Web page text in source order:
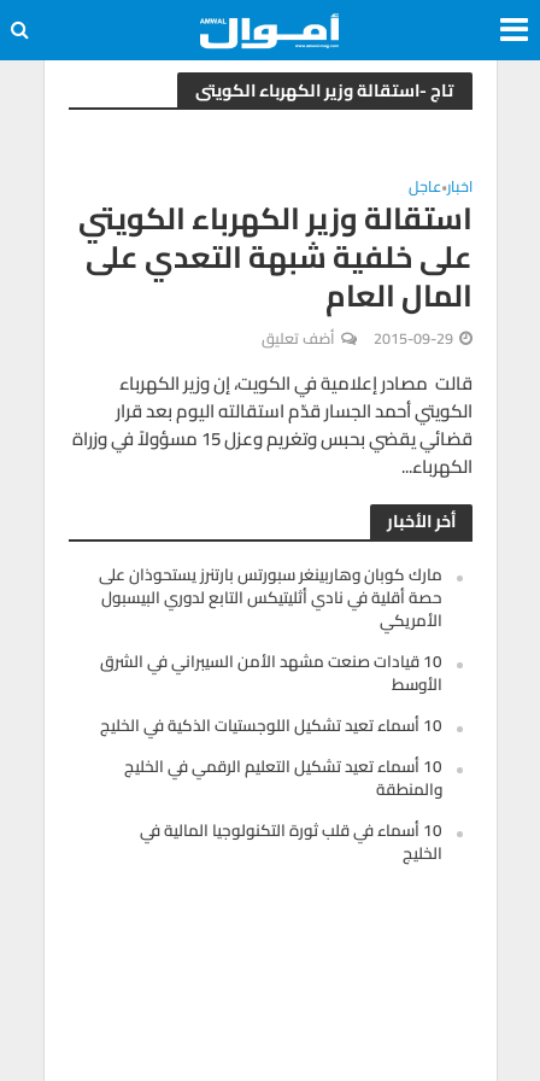
تاج -استقالة وزير الكهرباء الكويتى
اخبار•عاجل
استقالة وزير الكهرباء الكويتي
على خلفية شبهة التعدي على
المال العام
2015-09-29 أضف تعليق
قالت مصادر إعلامية في الكويت، إن وزير الكهرباء
الكويتي أحمد الجسار قدّم استقالته اليوم بعد قرار
قضائي يقضي بحبس وتغريم وعزل 15 مسؤولاً في وزراة
الكهرباء...
أخر الأخبار
مارك كوبان وهاربينغر سبورتس بارتنرز يستحوذان على
حصة أقلية في نادي أثليتيكس التابع لدوري البيسبول
الأمريكي
10 قيادات صنعت مشهد الأمن السيبراني في الشرق
الأوسط
10 أسماء تعيد تشكيل اللوجستيات الذكية في الخليج
10 أسماء تعيد تشكيل التعليم الرقمي في الخليج
والمنطقة
10 أسماء في قلب ثورة التكنولوجيا المالية في
الخليج